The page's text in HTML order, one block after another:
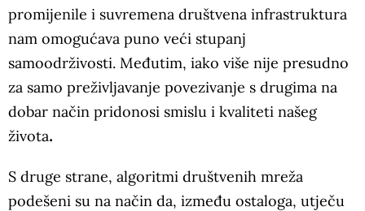
promijenile i suvremena društvena infrastruktura
nam omogućava puno veći stupanj
samoodrživosti. Međutim, iako više nije presudno
za samo preživljavanje povezivanje s drugima na
dobar način pridonosi smislu i kvaliteti našeg
života.
S druge strane, algoritmi društvenih mreža
podešeni su na način da, između ostaloga, utječu